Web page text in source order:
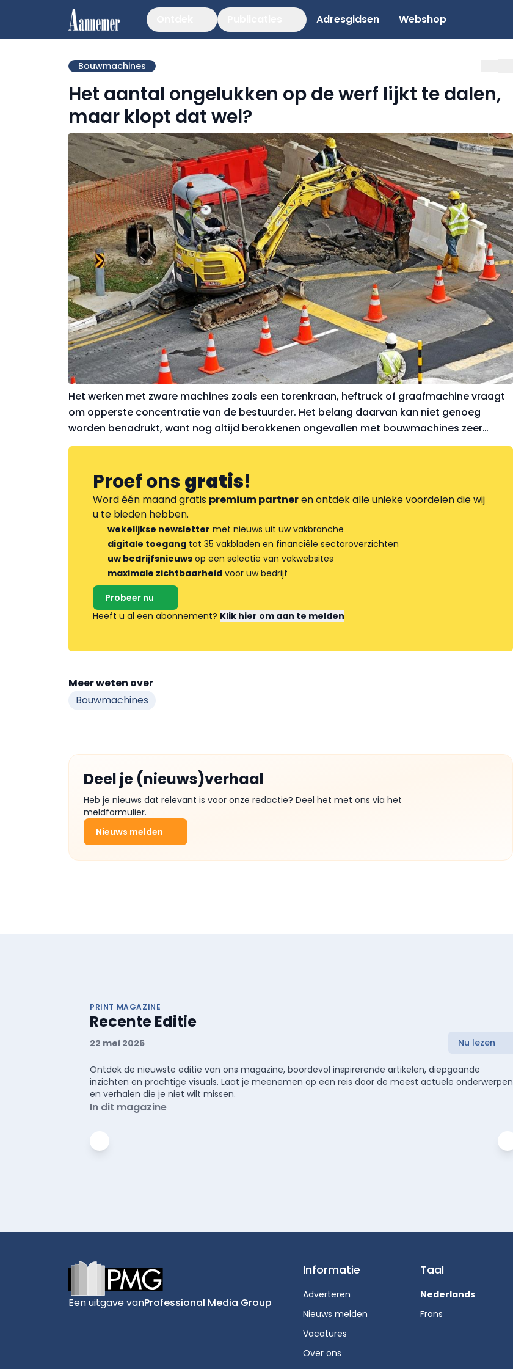
Adresgidsen Webshop
Bouwmachines
Het aantal ongelukken op de werf lijkt te dalen,
maar klopt dat wel?
Het werken met zware machines zoals een torenkraan, heftruck of graafmachine vraagt
om opperste concentratie van de bestuurder. Het belang daarvan kan niet genoeg
worden benadrukt, want nog altijd berokkenen ongevallen met bouwmachines zeer
geregeld
Proef onsgratis!
Word één maand gratis premium partneren ontdek alle unieke voordelen die wij
u te bieden hebben.
wekelijkse newsletter met nieuws uit uw vakbranche
digitale toegang tot 35 vakbladen en financiële sectoroverzichten
uw bedrijfsnieuws op een selectie van vakwebsites
maximale zichtbaarheid voor uw bedrijf
Probeer nu
Heeft u al een abonnement? Klik hier om aan te melden
Meer weten over
Bouwmachines
Deel je (nieuws)verhaal
Heb je nieuws dat relevant is voor onze redactie? Deel het met ons via het
meldformulier.
Nieuws melden
PRINT MAGAZINE
Recente Editie
22 mei 2026 Nu lezen
Ontdek de nieuwste editie van ons magazine, boordevol inspirerende artikelen, diepgaande
inzichten en prachtige visuals. Laat je meenemen op een reis door de meest actuele onderwerpen
en verhalen die je niet wilt missen.
In dit magazine
Een uitgave vanProfessional Media Group
Informatie
Adverteren
Nieuws melden
Vacatures
Over ons
Taal
Nederlands
Frans